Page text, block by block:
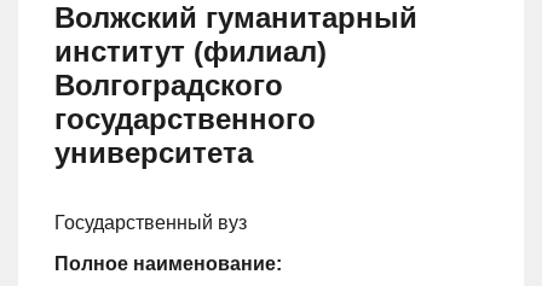
Волжский гуманитарный
институт (филиал)
Волгоградского
государственного
университета
Государственный вуз
Полное наименование: